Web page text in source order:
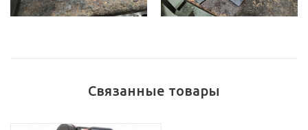
Связанные товары